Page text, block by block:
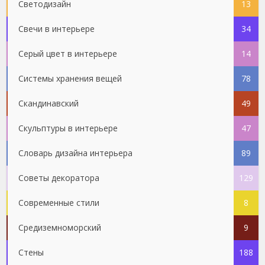
Светодизайн 13
Свечи в интерьере 34
Серый цвет в интерьере 14
Системы хранения вещей 78
Скандинавский 49
Скульптуры в интерьере 47
Словарь дизайна интерьера 89
Советы декоратора 129
Современные стили 8
Средиземноморский 9
Стены 188